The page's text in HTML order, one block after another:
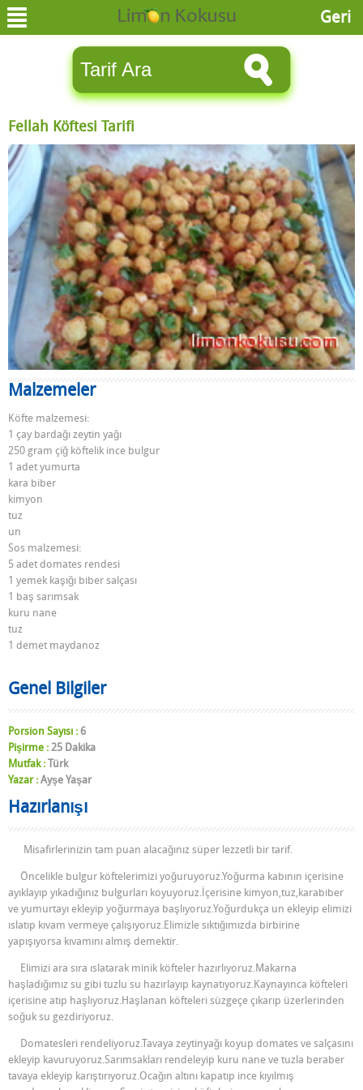
Geri
Fellah Köftesi Tarifi
Malzemeler
Köfte malzemesi:
1 çay bardağı zeytin yağı
250 gram çiğ köftelik ince bulgur
1 adet yumurta
kara biber
kimyon
tuz
un
Sos malzemesi:
5 adet domates rendesi
1 yemek kaşığı biber salçası
1 baş sarımsak
kuru nane
tuz
1 demet maydanoz
Genel Bilgiler
Porsion Sayısı : 6
Pişirme : 25 Dakika
Mutfak : Türk
Yazar : Ayşe Yaşar
Hazırlanışı
Misafirlerinizin tam puan alacağınız süper lezzetli bir tarif.
Öncelikle bulgur köftelerimizi yoğuruyoruz.Yoğurma kabının içerisine
ayıklayıp yıkadığınız bulgurları koyuyoruz.İçerisine kimyon,tuz,karabiber
ve yumurtayı ekleyip yoğurmaya başlıyoruz.Yoğurdukça un ekleyip elimizi
ıslatıp kıvam vermeye çalışıyoruz.Elimizle sıktığımızda birbirine
yapışıyorsa kıvamını almış demektir.
Elimizi ara sıra ıslatarak minik köfteler hazırlıyoruz.Makarna
haşladığımız su gibi tuzlu su hazırlayıp kaynatıyoruz.Kaynayınca köfteleri
içerisine atıp haşlıyoruz.Haşlanan köfteleri süzgeçe çıkarıp üzerlerinden
soğuk su gezdiriyoruz.
Domatesleri rendeliyoruz.Tavaya zeytinyağı koyup domates ve salçasını
ekleyip kavuruyoruz.Sarımsakları rendeleyip kuru nane ve tuzla beraber
tavaya ekleyip karıştırıyoruz.Ocağın altını kapatıp ince kıyılmış